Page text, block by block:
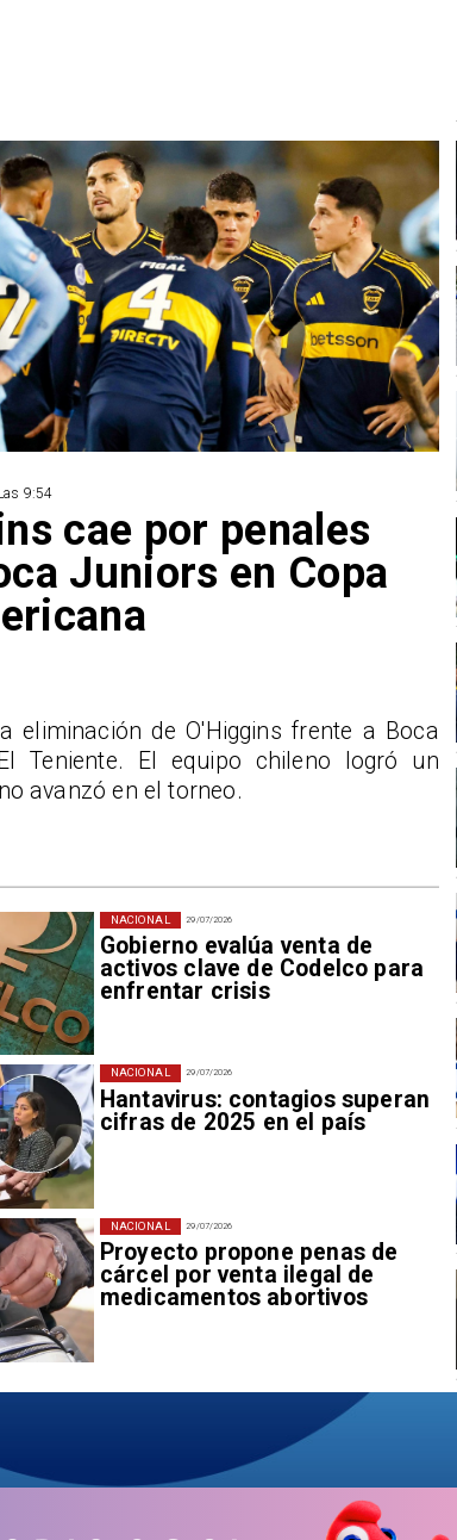
29/07/2026
Gobierno evalúa venta de
activos clave de Codelco para
enfrentar crisis
NACIONAL
29/07/2026
Hantavirus: contagios superan
cifras de 2025 en el país
NACIONAL
29/07/2026
Proyecto propone penas de
cárcel por venta ilegal de
medicamentos abortivos
NACIONAL
9:54
cae por penales
Juniors en Copa
eliminación de O'Higgins frente a Boca
Teniente. El equipo chileno logró un
avanzó en el torneo.